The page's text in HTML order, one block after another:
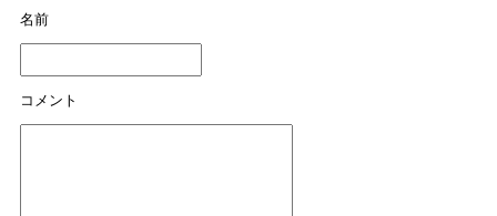
名前
コメント